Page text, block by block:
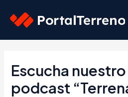
content
Escucha
podcast